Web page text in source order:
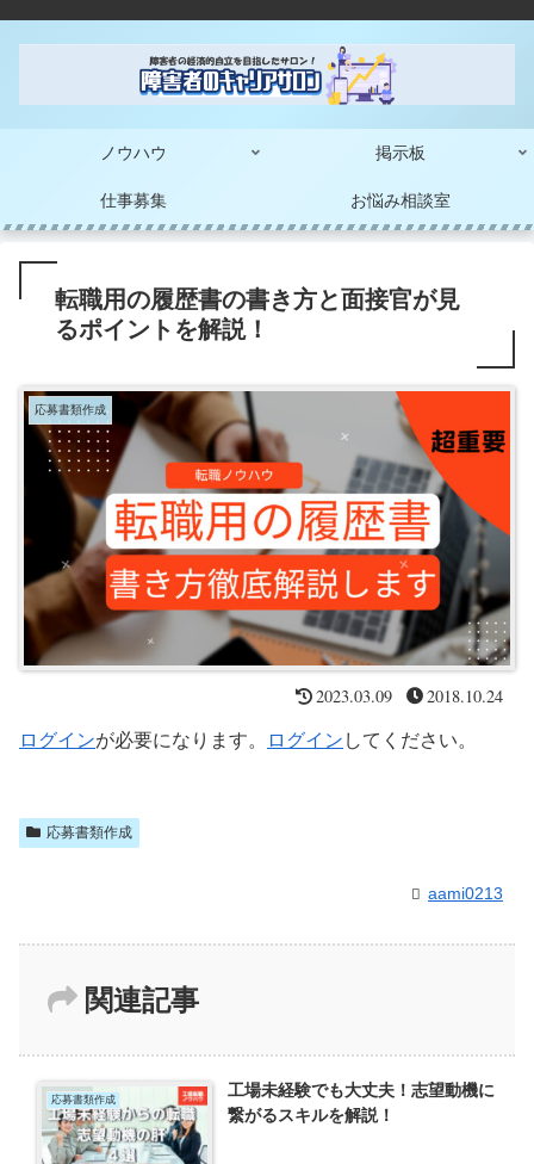
ノウハウ 掲示板
仕事募集 お悩み相談室
転職用の履歴書の書き方と面接官が見
るポイントを解説！
応募書類作成
2023.03.09 2018.10.24
ログインが必要になります。 ログイン してください。
応募書類作成
aami0213
関連記事
応募書類作成
工場未経験でも大丈夫！志望動機に
繋がるスキルを解説！